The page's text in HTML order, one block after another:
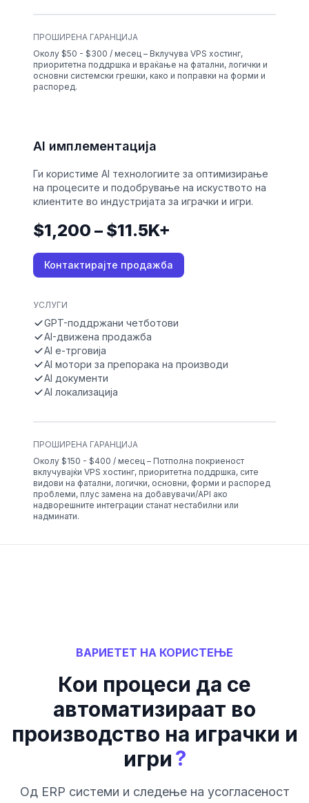
ПРОШИРЕНА ГАРАНЦИЈА
Околу $50 - $300 / месец – Вклучува VPS хостинг,
приоритетна поддршка и враќање на фатални, логички и
основни системски грешки, како и поправки на форми и
распоред.
AI имплементација
Ги користиме AI технологиите за оптимизирање
на процесите и подобрување на искуството на
клиентите во индустријата за играчки и игри.
$1,200 – $11.5K+
Контактирајте продажба
УСЛУГИ
GPT-поддржани четботови
AI-движена продажба
AI е-трговија
AI мотори за препорака на производи
AI документи
AI локализација
ПРОШИРЕНА ГАРАНЦИЈА
Околу $150 - $400 / месец – Потполна покриеност
вклучувајќи VPS хостинг, приоритетна поддршка, сите
видови на фатални, логички, основни, форми и распоред
проблеми, плус замена на добавувачи/API ако
надворешните интеграции станат нестабилни или
надминати.
ВАРИЕТЕТ НА КОРИСТЕЊЕ
Кои процеси да се
автоматизираат во
производство на играчки и
игри?
Од ERP системи и следење на усогласеност